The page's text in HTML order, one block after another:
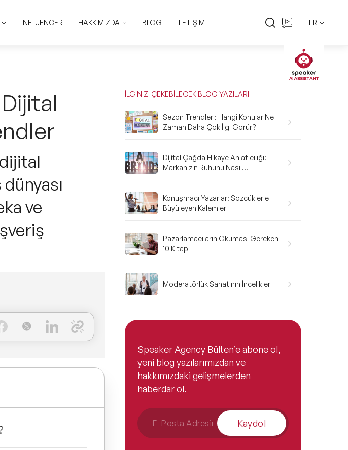
INFLUENCER HAKKIMIZDA BLOG İLETİŞİM TR
EN
TR
ve
İLGİNİZİ ÇEKEBİLECEK BLOG YAZILARI
Sezon Trendleri: Hangi Konular Ne
Zaman Daha Çok İlgi Görür?
Dijital Çağda Hikaye Anlatıcılığı:
Markanızın Ruhunu Nasıl
Konuşmacı Yazarlar: Sözcüklerle
Büyüleyen Kalemler
Pazarlamacıların Okuması Gereken
10 Kitap
Moderatörlük Sanatının İncelikleri
Speaker Agency Bülten’e abone ol,
yeni blog yazılarımızdan ve
hakkımızdaki gelişmelerden
haberdar ol.
Kaydol